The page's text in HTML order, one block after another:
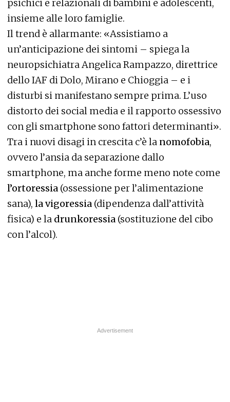
psichici e relazionali di bambini e adolescenti,
insieme alle loro famiglie.
Il trend è allarmante: «Assistiamo a
un’anticipazione dei sintomi – spiega la
neuropsichiatra Angelica Rampazzo, direttrice
dello IAF di Dolo, Mirano e Chioggia – e i
disturbi si manifestano sempre prima. L’uso
distorto dei social media e il rapporto ossessivo
con gli smartphone sono fattori determinanti».
Tra i nuovi disagi in crescita c’è la nomofobia,
ovvero l’ansia da separazione dallo
smartphone, ma anche forme meno note come
l’ortoressia (ossessione per l’alimentazione
sana), la vigoressia (dipendenza dall’attività
fisica) e la drunkoressia (sostituzione del cibo
con l’alcol).